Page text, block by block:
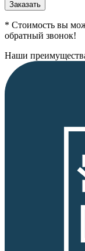
Заказать
* Стоимость вы
обратный звонок!
Наши